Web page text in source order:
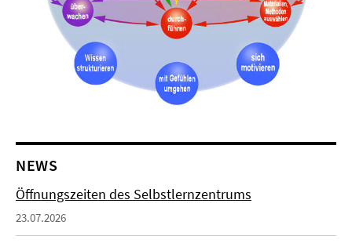
NEWS
Öffnungszeiten des Selbstlernzentrums
23.07.2026